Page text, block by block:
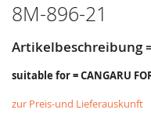
8M-896-21
Artikelbeschreibung
suitable for = CANGARU
zur Preis-und Lieferauskunft